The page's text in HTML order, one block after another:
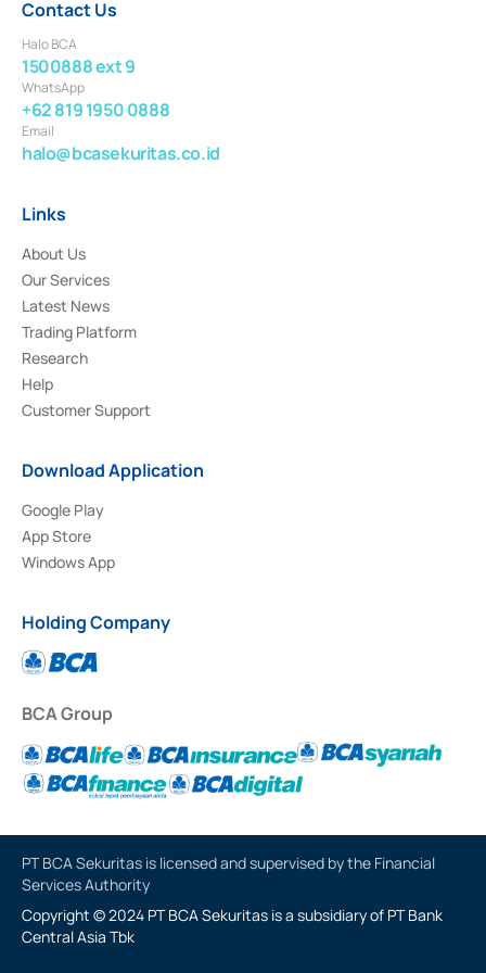
Contact Us
Halo BCA
1500888 ext 9
WhatsApp
+62 819 1950 0888
Email
halo@bcasekuritas.co.id
Links
About Us
Our Services
Latest News
Trading Platform
Research
Help
Customer Support
Download Application
Google Play
App Store
Windows App
Holding Company
BCA Group
PT BCA Sekuritas is licensed and supervised by the Financial
Services Authority
Copyright © 2024 PT BCA Sekuritas is a subsidiary of PT Bank
Central Asia Tbk